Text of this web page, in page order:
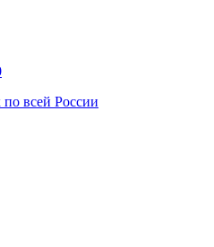
по всей России